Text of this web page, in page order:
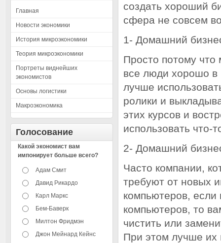
Главная
Новости экономики
История микроэкономики
Теория микроэкономики
Портреты виднейших
экономистов
Основы логистики
Макроэкономика
Голосование
Какой экономист вам
импонирует больше всего?
Адам Смит
Давид Рикардо
Карл Маркс
Бем-Баверк
Милтон Фридмэн
Джон Мейнард Кейнс
создать хороший
сфера не совсем
1- Домашний
Просто потому что
все люди хорошо в
лучше
ролики и
этих курсов и
использовать что-
2- Домашний
Часто компании,
требуют от новых
компьютеров, если
компьютеров, то
чистить или
При этом лучше их